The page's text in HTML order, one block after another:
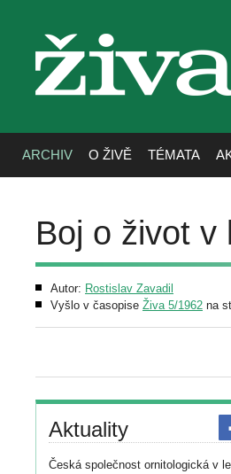
živa
ARCHIV O ŽIVĚ TÉMATA
Boj o život v
Autor: Rostislav Zavadil
Vyšlo v časopise Živa 5/1962 na
Aktuality
Česká společnost ornitologická v